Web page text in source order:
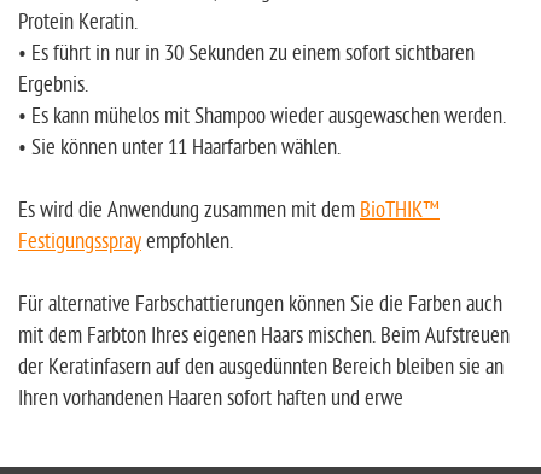
Protein Keratin.
• Es führt in nur in 30 Sekunden zu einem sofort sichtbaren
Ergebnis.
• Es kann mühelos mit Shampoo wieder ausgewaschen werden.
• Sie können unter 11 Haarfarben wählen.
Es wird die Anwendung zusammen mit dem BioTHIK™
Festigungssprayempfohlen.
Für alternative Farbschattierungen können Sie die Farben auch
mit dem Farbton Ihres eigenen Haars mischen. Beim Aufstreuen
der Keratinfasern auf den ausgedünnten Bereich bleiben sie an
Ihren vorhandenen Haaren sofort haften und erwe